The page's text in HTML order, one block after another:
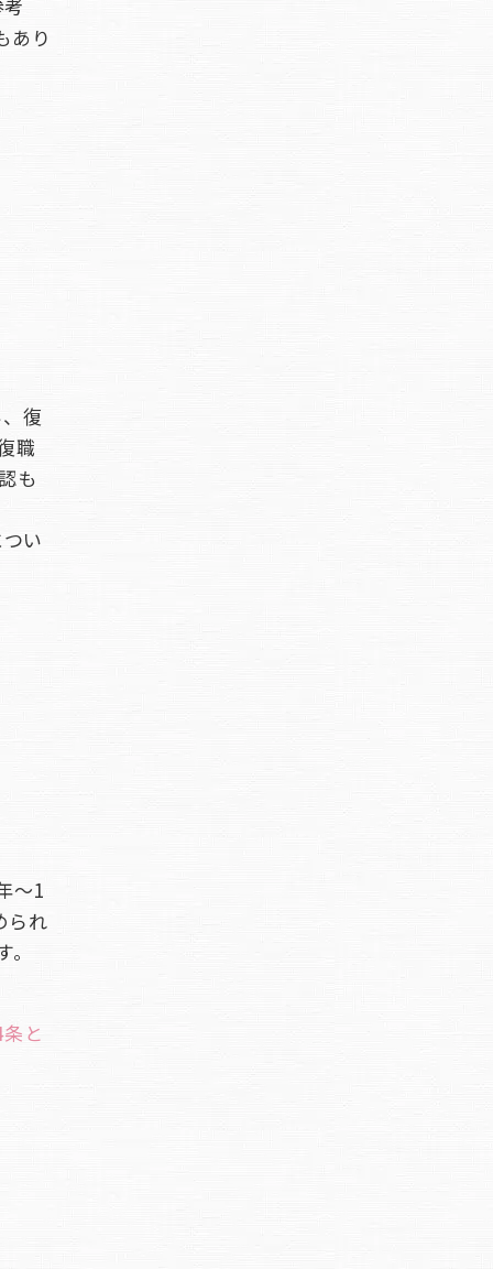
あり
復
職
も
い
～1
られ
と